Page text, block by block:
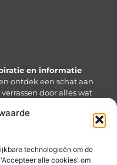
technologieën om de
alle cookies' om
en informatie
ontdek een schat aan
door alles wat